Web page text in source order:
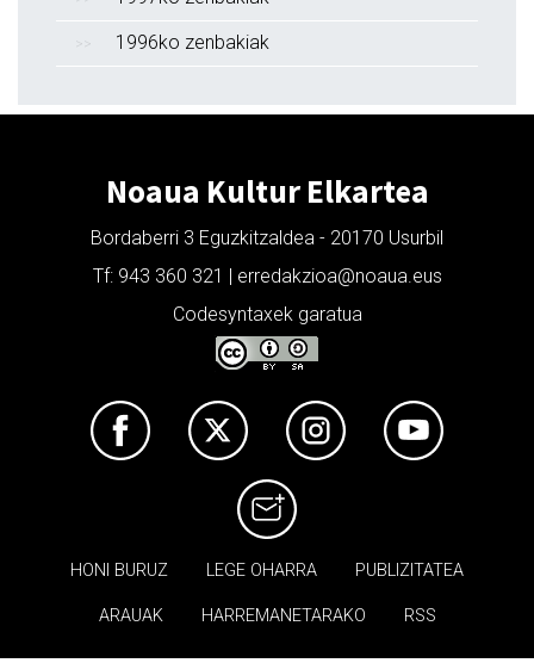
1996ko zenbakiak
Noaua Kultur Elkartea
Bordaberri 3 Eguzkitzaldea - 20170 Usurbil
Tf: 943 360 321 | erredakzioa@noaua.eus
Codesyntaxek garatua
HONI BURUZ LEGE OHARRA PUBLIZITATEA
ARAUAK HARREMANETARAKO RSS